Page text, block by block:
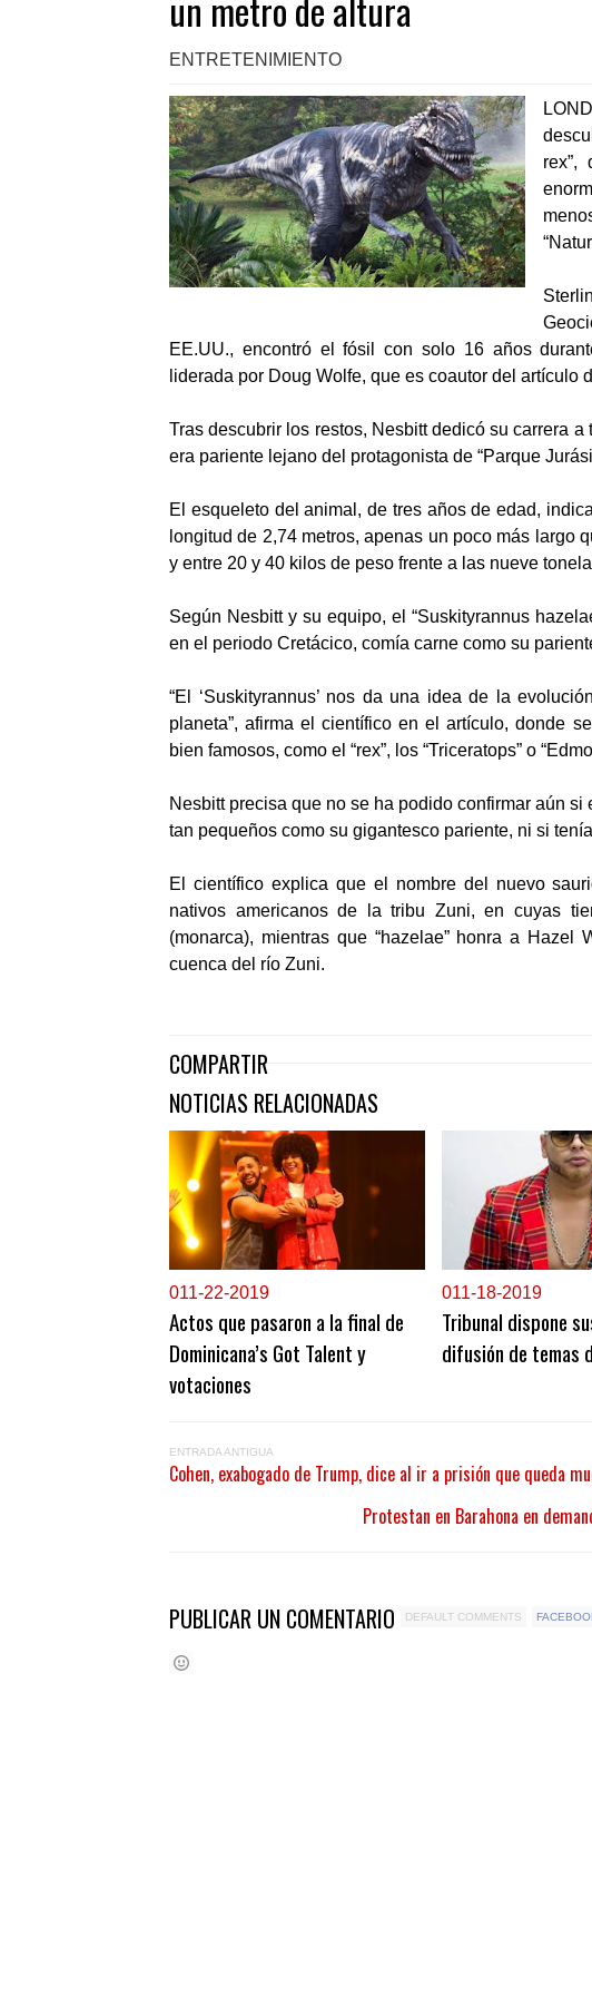
un metro de altura
ENTRETENIMIENTO
rex”,
EE.UU., encontró el fósil con solo 16 años
liderada por Doug Wolfe, que es coautor del artículo
Tras descubrir los restos, Nesbitt dedicó su carrera
era pariente lejano del protagonista de “Parque
El esqueleto del animal, de tres años de edad,
longitud de 2,74 metros, apenas un poco más largo
y entre 20 y 40 kilos de peso frente a las nueve
Según Nesbitt y su equipo, el “Suskityrannus
en el periodo Cretácico, comía carne como su
“El ‘Suskityrannus’ nos da una idea de la
planeta”, afirma el científico en el artículo, donde
bien famosos, como el “rex”, los “Triceratops” o
Nesbitt precisa que no se ha podido confirmar aún
tan pequeños como su gigantesco pariente, ni si
El científico explica que el nombre del nuevo
nativos americanos de la tribu Zuni, en cuyas
(monarca), mientras que “hazelae” honra a
cuenca del río Zuni.
COMPARTIR
NOTICIAS RELACIONADAS
011-22-2019
Actos que pasaron a la final de
Dominicana’s Got Talent y
votaciones
011-18-2019
Tribunal dispone
difusión de temas
ENTRADA ANTIGUA
Cohen, exabogado de Trump, dice al ir a prisión que queda
Protestan en Barahona en
PUBLICAR UN COMENTARIO DEFAULT COMMENTS